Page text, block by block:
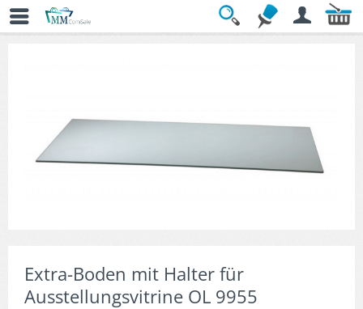
Übersicht
Extra-Boden mit Halter für
Ausstellungsvitrine OL 9955